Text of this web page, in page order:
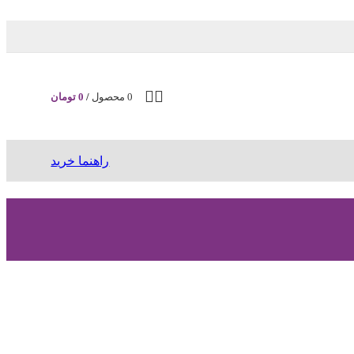
0 محصول /
0 تومان
راهنما خرید